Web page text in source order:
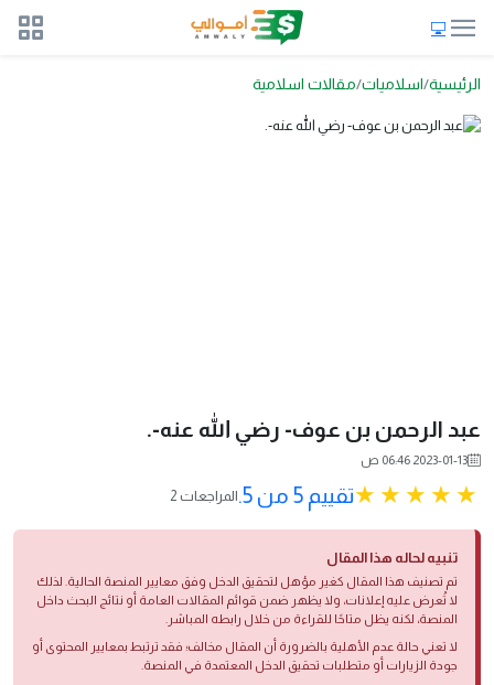
الرئيسية اسلاميات مقالات اسلامية
عبد الرحمن بن عوف- رضي الله عنه-.
2023-01-13 06:46 ص
تقييم 5 من 5. 2 المراجعات
تنبيه لحاله هذا المقال
تم تصنيف هذا المقال كغير مؤهل لتحقيق الدخل وفق معايير المنصة الحالية. لذلك
لا تُعرض عليه إعلانات، ولا يظهر ضمن قوائم المقالات العامة أو نتائج البحث داخل
المنصة، لكنه يظل متاحًا للقراءة من خلال رابطه المباشر.
لا تعني حالة عدم الأهلية بالضرورة أن المقال مخالف؛ فقد ترتبط بمعايير المحتوى أو
جودة الزيارات أو متطلبات تحقيق الدخل المعتمدة في المنصة.